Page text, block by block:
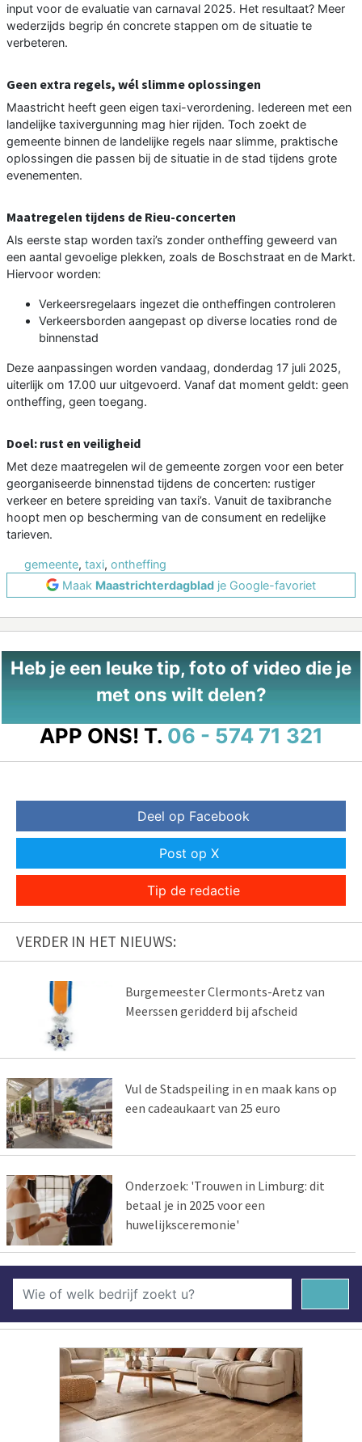
input voor de evaluatie van carnaval 2025. Het resultaat? Meer
wederzijds begrip én concrete stappen om de situatie te
verbeteren.
Geen extra regels, wél slimme oplossingen
Maastricht heeft geen eigen taxi-verordening. Iedereen met een
landelijke taxivergunning mag hier rijden. Toch zoekt de
gemeente binnen de landelijke regels naar slimme, praktische
oplossingen die passen bij de situatie in de stad tijdens grote
evenementen.
Maatregelen tijdens de Rieu-concerten
Als eerste stap worden taxi’s zonder ontheffing geweerd van
een aantal gevoelige plekken, zoals de Boschstraat en de Markt.
Hiervoor worden:
Verkeersregelaars ingezet die ontheffingen controleren
Verkeersborden aangepast op diverse locaties rond de
binnenstad
Deze aanpassingen worden vandaag, donderdag 17 juli 2025,
uiterlijk om 17.00 uur uitgevoerd. Vanaf dat moment geldt: geen
ontheffing, geen toegang.
Doel: rust en veiligheid
Met deze maatregelen wil de gemeente zorgen voor een beter
georganiseerde binnenstad tijdens de concerten: rustiger
verkeer en betere spreiding van taxi’s. Vanuit de taxibranche
hoopt men op bescherming van de consument en redelijke
tarieven.
gemeente, taxi, ontheffing
Maak Maastrichterdagblad je Google-favoriet
Heb je een leuke tip, foto of video die je
met ons wilt delen?
APP ONS! T. 06 - 574 71 321
Deel op Facebook
Post op X
Tip de redactie
VERDER IN HET NIEUWS:
Burgemeester Clermonts-Aretz van
Meerssen geridderd bij afscheid
Vul de Stadspeiling in en maak kans op
een cadeaukaart van 25 euro
Onderzoek: 'Trouwen in Limburg: dit
betaal je in 2025 voor een
huwelijksceremonie'